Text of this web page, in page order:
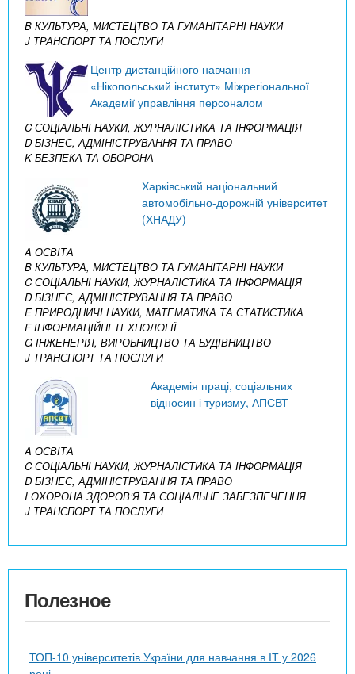
B КУЛЬТУРА, МИСТЕЦТВО ТА ГУМАНІТАРНІ НАУКИ
J ТРАНСПОРТ ТА ПОСЛУГИ
Центр дистанційного навчання
«Нікопольський інститут» Міжрегіональної
Академії управління персоналом
C СОЦІАЛЬНІ НАУКИ, ЖУРНАЛІСТИКА ТА ІНФОРМАЦІЯ
D БІЗНЕС, АДМІНІСТРУВАННЯ ТА ПРАВО
K БЕЗПЕКА ТА ОБОРОНА
Харківський національний
автомобільно-дорожній університет
(ХНАДУ)
A ОСВІТА
B КУЛЬТУРА, МИСТЕЦТВО ТА ГУМАНІТАРНІ НАУКИ
C СОЦІАЛЬНІ НАУКИ, ЖУРНАЛІСТИКА ТА ІНФОРМАЦІЯ
D БІЗНЕС, АДМІНІСТРУВАННЯ ТА ПРАВО
E ПРИРОДНИЧІ НАУКИ, МАТЕМАТИКА ТА СТАТИСТИКА
F ІНФОРМАЦІЙНІ ТЕХНОЛОГІЇ
G ІНЖЕНЕРІЯ, ВИРОБНИЦТВО ТА БУДІВНИЦТВО
J ТРАНСПОРТ ТА ПОСЛУГИ
Академія праці, соціальних
відносин і туризму, АПСВТ
A ОСВІТА
C СОЦІАЛЬНІ НАУКИ, ЖУРНАЛІСТИКА ТА ІНФОРМАЦІЯ
D БІЗНЕС, АДМІНІСТРУВАННЯ ТА ПРАВО
I ОХОРОНА ЗДОРОВ’Я ТА СОЦІАЛЬНЕ ЗАБЕЗПЕЧЕННЯ
J ТРАНСПОРТ ТА ПОСЛУГИ
Полезное
ТОП-10 університетів України для навчання в ІТ у 2026